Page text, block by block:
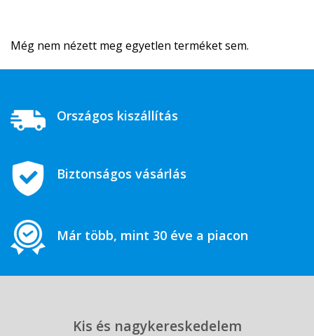
Még nem nézett meg egyetlen terméket sem.
Országos kiszállítás
Biztonságos vásárlás
Már több, mint 30 éve a piacon
Kis és nagykereskedelem